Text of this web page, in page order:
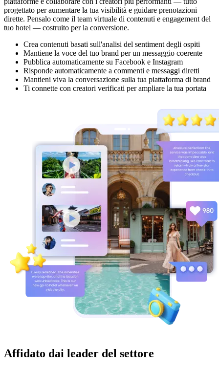
progettato per aumentare la tua visibilità e guidare prenotazioni
dirette. Pensalo come il team virtuale di contenuti e engagement del
tuo hotel — costruito per la conversione.
Crea contenuti basati sull'analisi del sentiment degli ospiti
Mantiene la voce del tuo brand per un messaggio coerente
Pubblica automaticamente su Facebook e Instagram
Risponde automaticamente a commenti e messaggi diretti
Mantieni viva la conversazione sulla tua piattaforma di brand
Ti connette con creatori verificati per ampliare la tua portata
Affidato dai leader del settore